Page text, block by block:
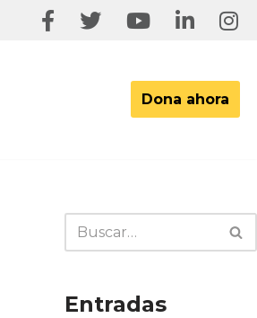
Dona ahora
Entradas